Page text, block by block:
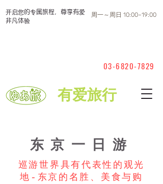
有爱旅行
开启您的专属旅程，尊享有爱
非凡体验
周一～周日 10:00~19:00
03-6820-7829
东京一日游
巡游世界具有代表性的观光
地-东京的名胜、美食与购